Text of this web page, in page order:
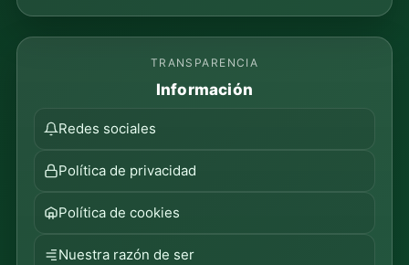
TRANSPARENCIA
Información
Redes sociales
Política de privacidad
Política de cookies
Nuestra razón de ser